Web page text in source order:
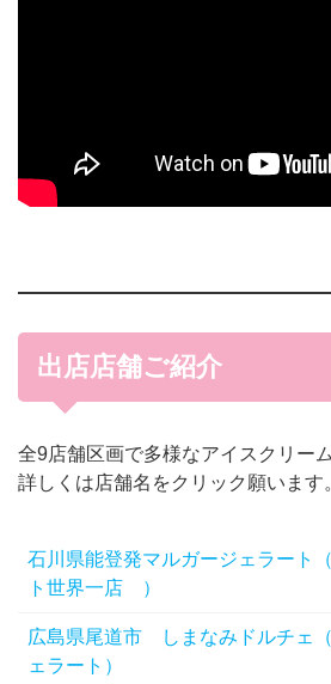
出店店舗ご紹介
全9店舗区画で多様なアイスクリー
詳しくは店舗名をクリック願います
石川県能登発マルガージェラート
ト世界一店 ）
広島県尾道市 しまなみドルチェ
ェラート）